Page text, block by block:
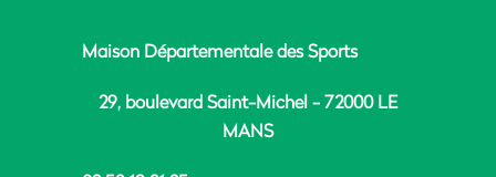
Maison Départementale des Sports
29, boulevard Saint-Michel - 72000 LE
MANS